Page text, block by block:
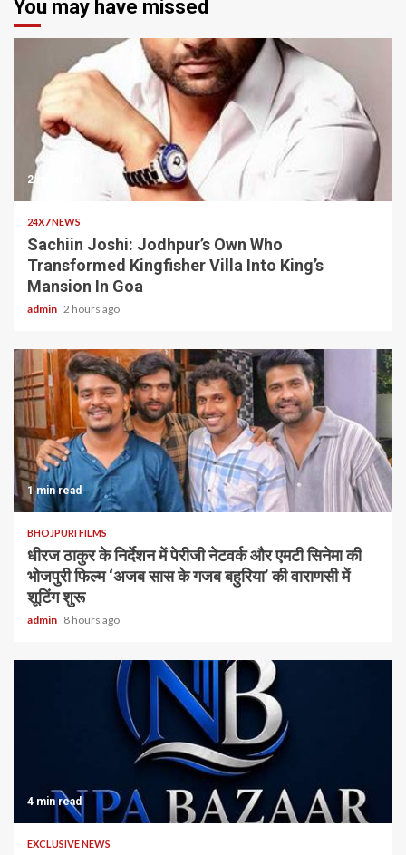
You may have missed
2 min read
24X7 NEWS
Sachiin Joshi: Jodhpur’s Own Who
Transformed Kingfisher Villa Into King’s
Mansion In Goa
admin 2 hours ago
1 min read
BHOJPURI FILMS
धीरज ठाकुर के निर्देशन में पेरीजी नेटवर्क और एमटी सिनेमा की
भोजपुरी फिल्म ‘अजब सास के गजब बहुरिया’ की वाराणसी में
शूटिंग शुरू
admin 8 hours ago
4 min read
EXCLUSIVE NEWS